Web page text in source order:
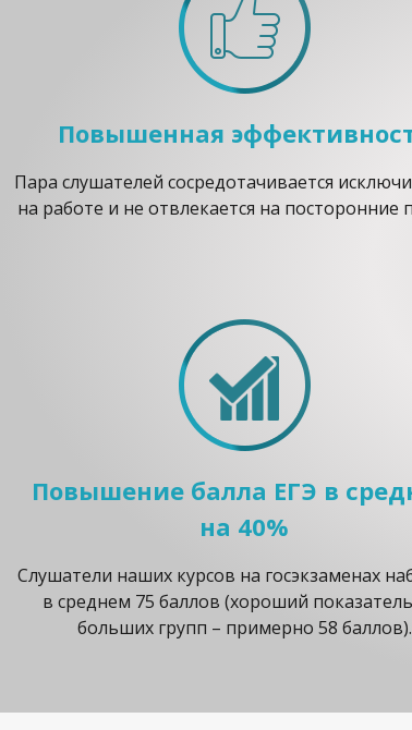
Повышенная
Пара слушателей сосредотачивается
на работе и не отвлекается на посторонние
Повышение балла ЕГЭ в
на 40%
Слушатели наших курсов на госэкзаменах
в среднем 75 баллов (хороший
больших групп – примерно 58 баллов).